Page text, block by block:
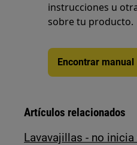
instrucciones u
sobre tu producto.
Encontrar manual
Artículos relacionados
Lavavajillas - no